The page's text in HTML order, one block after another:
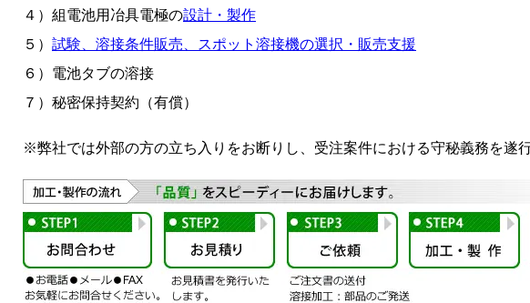
４）組電池用冶具電極の設計・製作
５） 試験、溶接条件販売、スポット溶接機の選択・販売支援
６）電池タブの溶接
７）秘密保持契約（有償）
※弊社では外部の方の立ち入りをお断りし、受注案件における守秘義務を遂